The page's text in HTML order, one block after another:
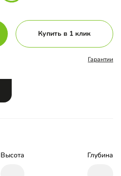
Купить в 1 клик
Гарантии
Высота Глубина